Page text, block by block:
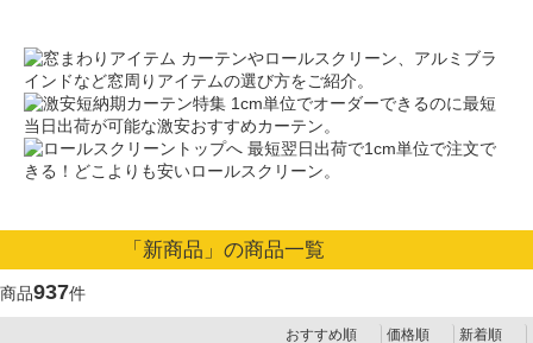
カーテンやロールスクリーン、アルミブラ
インドなど窓周りアイテムの選び方をご紹介。
1cm単位でオーダーできるのに最短
当日出荷が可能な激安おすすめカーテン。
最短翌日出荷で1cm単位で注文で
きる！どこよりも安いロールスクリーン。
「新商品」の商品一覧
商品937件
おすすめ順 価格順 新着順